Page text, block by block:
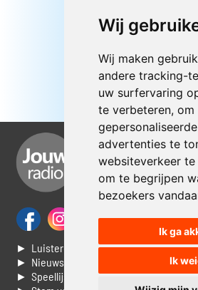
Wij
Wij maken
andere tracking-
uw surfervaring
te verbeteren, om
advertenties te
websiteverkeer te
om te begrijpen
bezoekers
Ik ga
Ik
► Luisteren naar Jouwradio
► Nieuws
► Speellijst